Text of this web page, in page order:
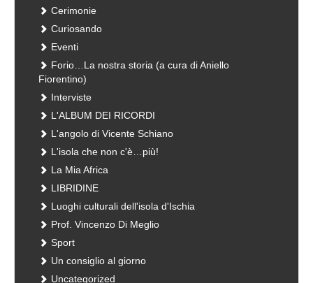
Cerimonie
Curiosando
Eventi
Forio…La nostra storia (a cura di Aniello
Fiorentino)
Interviste
L'ALBUM DEI RICORDI
L'angolo di Vicente Schiano
L'isola che non c'è…più!
La Mia Africa
LIBRIDINE
Luoghi culturali dell'isola d'Ischia
Prof. Vincenzo Di Meglio
Sport
Un consiglio al giorno
Uncategorized